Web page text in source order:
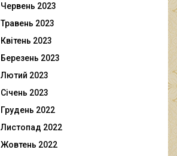
Червень 2023
Травень 2023
Квітень 2023
Березень 2023
Лютий 2023
Січень 2023
Грудень 2022
Листопад 2022
Жовтень 2022